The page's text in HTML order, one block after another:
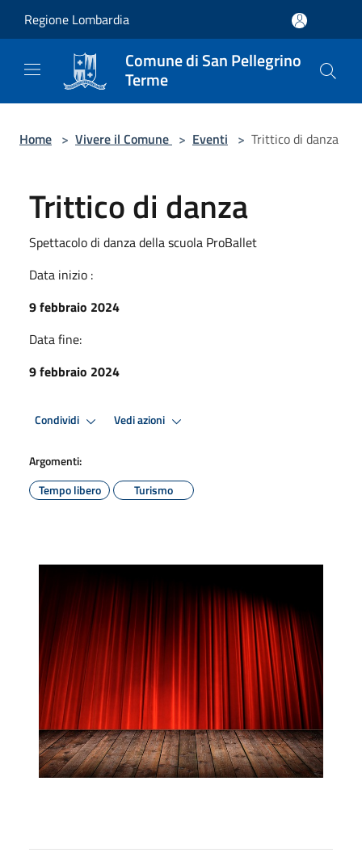
Regione Lombardia
Comune di San Pellegrino
Terme
Home > Vivere il Comune > Eventi > Trittico di danza
Trittico di danza
Spettacolo di danza della scuola ProBallet
Data inizio :
9 febbraio 2024
Data fine:
9 febbraio 2024
Condividi Vedi azioni
Argomenti:
Tempo libero
Turismo